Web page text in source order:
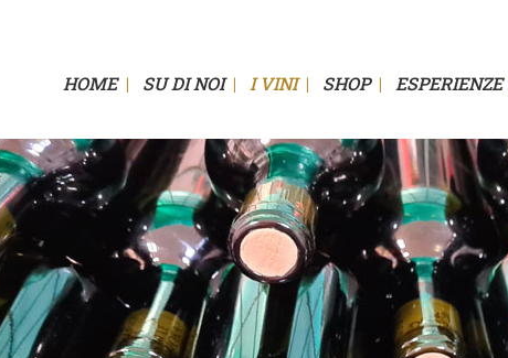
HOME SU DI NOI I VINI SHOP ESPERIENZE